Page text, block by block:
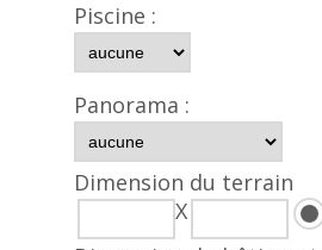
Piscine :
Panorama :
Dimension du terrain
X